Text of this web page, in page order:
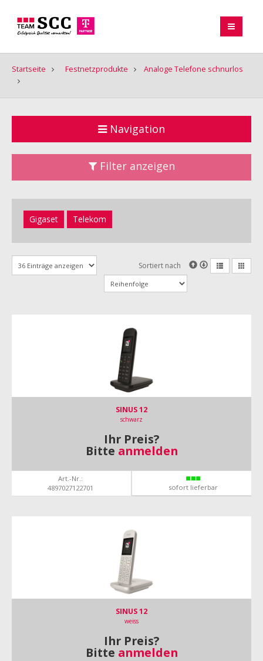
Startseite Festnetzprodukte Analoge Telefone schnurlos
Navigation
Filter anzeigen
Gigaset Telekom
Sortiert nach
SINUS 12
schwarz
Ihr Preis?
Bitte anmelden
Art.-Nr.:
4897027122701
sofort lieferbar
SINUS 12
weiss
Ihr Preis?
Bitte anmelden